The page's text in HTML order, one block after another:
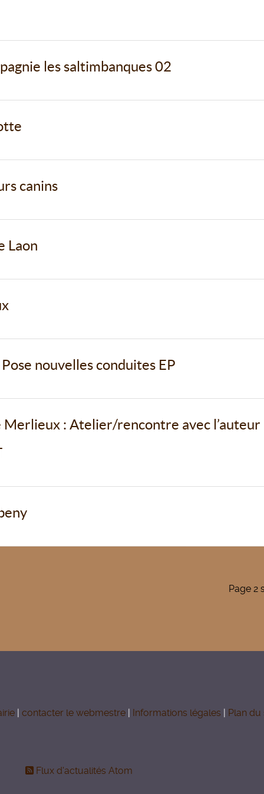
les saltimbanques 02
canins
Laon
nouvelles conduites EP
Merlieux : Atelier/rencontre avec l’auteur
Page 2
| contacter le webmestre | Informations légales | Plan du
Flux d'actualités Atom